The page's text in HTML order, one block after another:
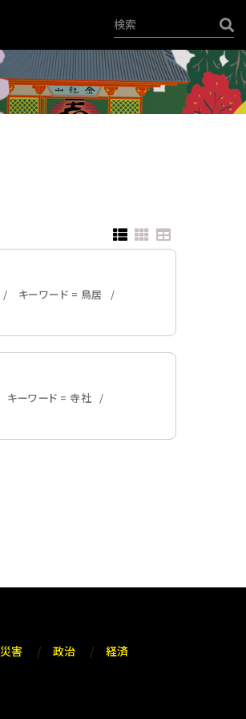
キーワード = 鳥居
キーワード = 寺社
災害 政治
経済